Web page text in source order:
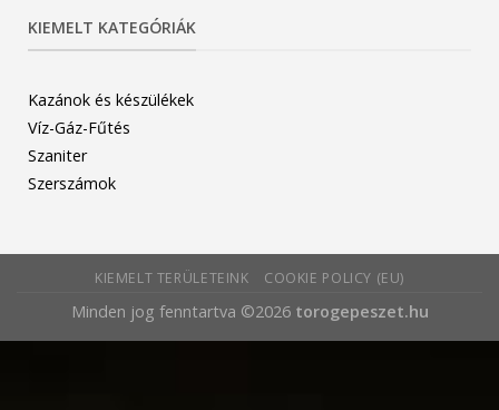
KIEMELT KATEGÓRIÁK
Kazánok és készülékek
Víz-Gáz-Fűtés
Szaniter
Szerszámok
KIEMELT TERÜLETEINK COOKIE POLICY (EU)
Minden jog fenntartva ©2026 torogepeszet.hu